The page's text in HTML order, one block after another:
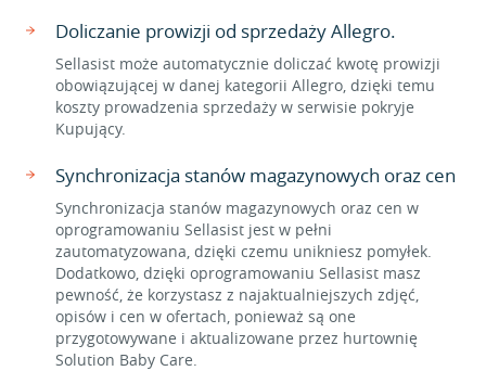
Doliczanie prowizji od sprzedaży Allegro.
Sellasist może automatycznie doliczać kwotę prowizji
obowiązującej w danej kategorii Allegro, dzięki temu
koszty prowadzenia sprzedaży w serwisie pokryje
Kupujący.
Synchronizacja stanów magazynowych oraz cen
Synchronizacja stanów magazynowych oraz cen w
oprogramowaniu Sellasist jest w pełni
zautomatyzowana, dzięki czemu unikniesz pomyłek.
Dodatkowo, dzięki oprogramowaniu Sellasist masz
pewność, że korzystasz z najaktualniejszych zdjęć,
opisów i cen w ofertach, ponieważ są one
przygotowywane i aktualizowane przez hurtownię
Solution Baby Care.